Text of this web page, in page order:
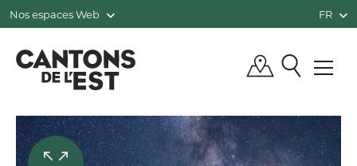
Nos espaces Web FR